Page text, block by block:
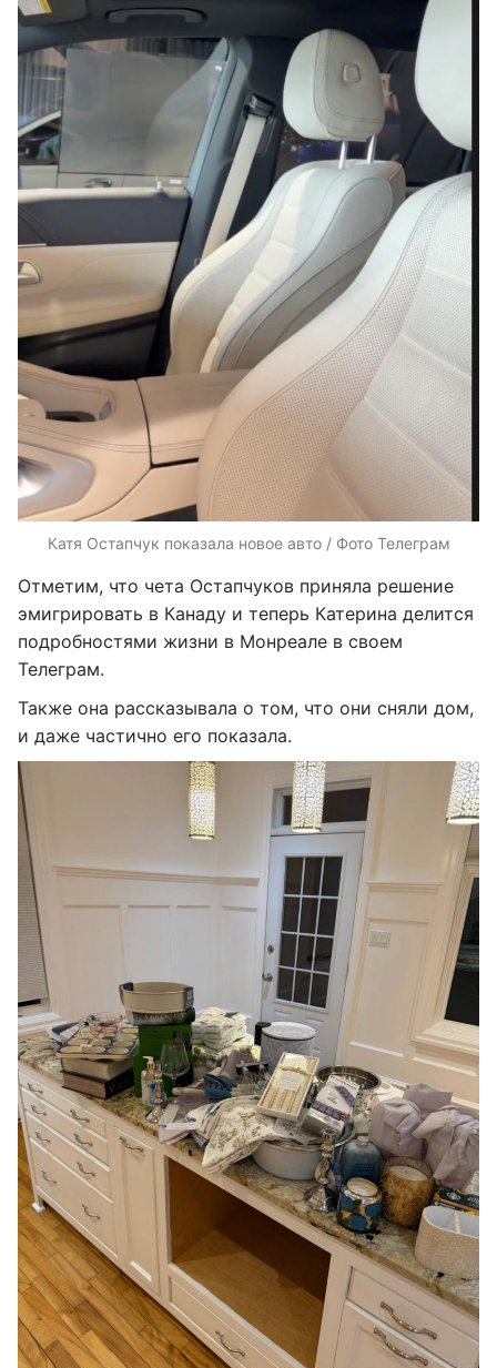
Катя Остапчук показала новое авто / Фото Телеграм
Отметим, что чета Остапчуков приняла решение
эмигрировать в Канаду и теперь Катерина делится
подробностями жизни в Монреале в своем
Телеграм.
Также она рассказывала о том, что они сняли дом,
и даже частично его показала.